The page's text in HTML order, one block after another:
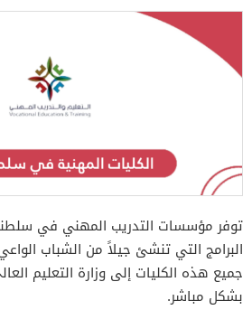
توفر مؤسسات التدريب المهني في
البرامج التي تنشئ جيلاً من الشباب
جميع هذه الكليات إلى وزارة التعليم
بشكل مباشر.